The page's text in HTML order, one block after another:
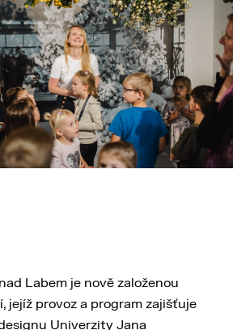
Labem je nově založenou
provoz a program zajišťuje
Univerzity Jana